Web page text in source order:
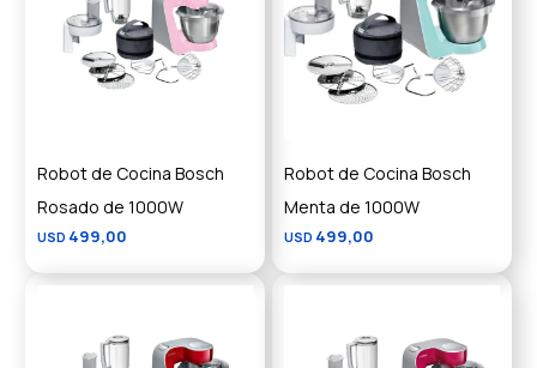
Robot de Cocina Bosch
Rosado de 1000W
USD 499,00
Robot de Cocina Bosch
Menta de 1000W
USD 499,00